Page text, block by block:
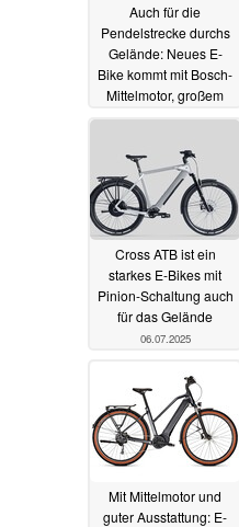
Auch für die
Pendelstrecke durchs
Gelände: Neues E-
Bike kommt mit Bosch-
Mittelmotor, großem
Akku und Farbdisplay
Cross ATB ist ein
starkes E-Bikes mit
Pinion-Schaltung auch
für das Gelände
06.07.2025
Mit Mittelmotor und
guter Ausstattung: E-